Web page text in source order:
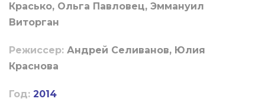
Красько, Ольга Павловец, Эммануил
Виторган
Режиссер: Андрей Селиванов, Юлия
Краснова
Год: 2014